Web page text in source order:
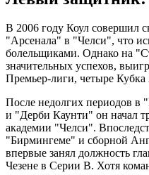
В 2006 году Коул совершил
"Арсенала" в "Челси", что
болельщиками. Однако на
значительных успехов,
Премьер-лиги, четыре
После недолгих периодов
и "Дерби Каунти" он начал
академии "Челси".
"Бирмингеме" и сборной
впервые занял должность
Чезене в Серии B. Хотя